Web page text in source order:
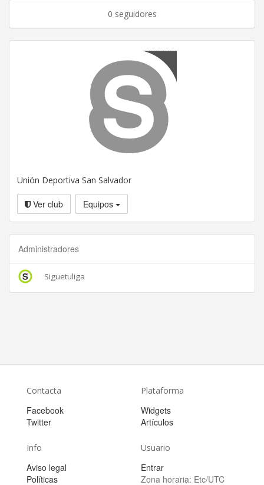
0 seguidores
Unión Deportiva San Salvador
Ver club Equipos
Administradores
Siguetuliga
Contacta
Facebook
Twitter
Plataforma
Widgets
Artículos
Info
Aviso legal
Políticas
Usuario
Entrar
Zona horaria: Etc/UTC